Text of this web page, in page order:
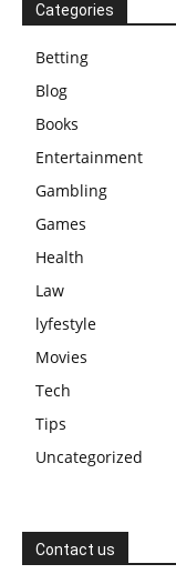
Categories
Betting
Blog
Books
Entertainment
Gambling
Games
Health
Law
lyfestyle
Movies
Tech
Tips
Uncategorized
Contact us